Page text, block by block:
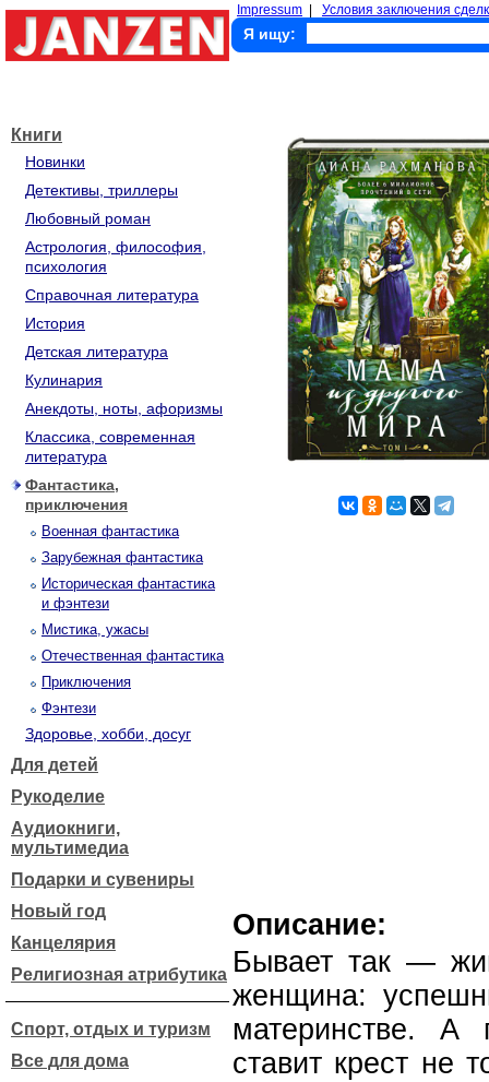
Impressum Условия заключения
Я ищу:
Книги
Новинки
Детективы, триллеры
Любовный роман
Астрология, философия,
психология
Справочная литература
История
Детская литература
Кулинария
Анекдоты, ноты, афоризмы
Классика, современная
литература
Фантастика,
приключения
Военная фантастика
Зарубежная фантастика
Историческая фантастика
и фэнтези
Мистика, ужасы
Отечественная фантастика
Приключения
Фэнтези
Здоровье, хобби, досуг
Для детей
Рукоделие
Аудиокниги,
мультимедиа
Подарки и сувениры
Новый год
Канцелярия
Религиозная атрибутика
Спорт, отдых и туризм
Все для дома
Описание:
Бывает так —
женщина:
материнстве. А
ставит крест не